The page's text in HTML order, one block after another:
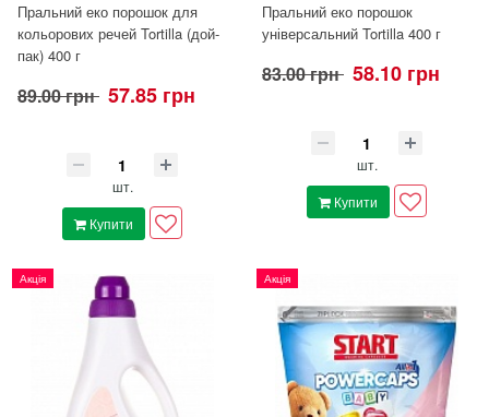
Пральний еко порошок для
кольорових речей Tortilla (дой-
пак) 400 г
89.00 грн 57.85 грн
шт.
Купити
Пральний еко порошок
універсальний Tortilla 400 г
83.00 грн 58.10 грн
шт.
Купити
Акція Акція